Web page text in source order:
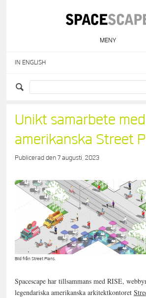
MENY
IN ENGLISH
Unikt samarbete med
amerikanska Street
Publicerad den7 augusti, 2023
Bild från Street Plans.
Spacescape har tillsammans med RISE,
legendariska amerikanska arkitektkontoret